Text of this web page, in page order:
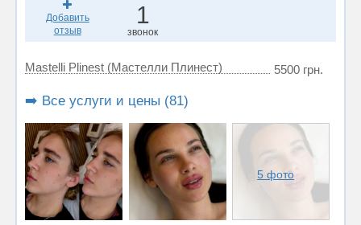
Добавить
отзыв
1
звонок
Mastelli Plinest (Мастелли Плинест) 5500 грн.
➡️ Все услуги и цены (81)
5 фото